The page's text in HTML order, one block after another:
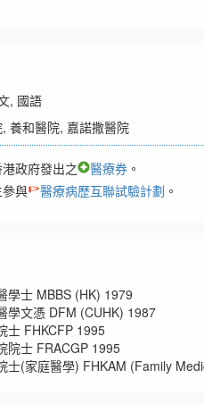
, 國語
養和醫院, 嘉諾撒醫院
政府發出之 醫療券 。
與 醫療病歷互聯試驗計劃 。
學士 MBBS (HK) 1979
學文憑 DFM (CUHK) 1987
士 FHKCFP 1995
院士 FRACGP 1995
士(家庭醫學) FHKAM (Family